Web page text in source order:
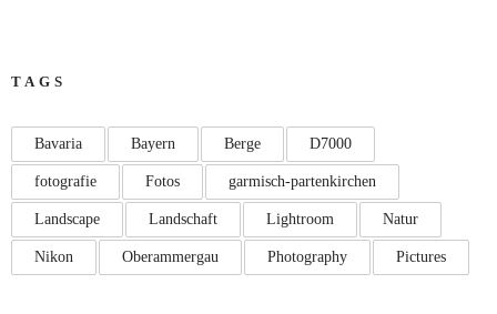
TAGS
Bavaria Bayern Berge D7000
fotografie Fotos garmisch-partenkirchen
Landscape Landschaft Lightroom Natur
Nikon Oberammergau Photography Pictures